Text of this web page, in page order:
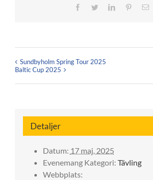
FacebookTwitterLinkedInPinterest
Sundbyholm Spring Tour 2025
Baltic Cup 2025
Detaljer
Datum: 17 maj, 2025
Evenemang Kategori: Tävling
Webbplats: